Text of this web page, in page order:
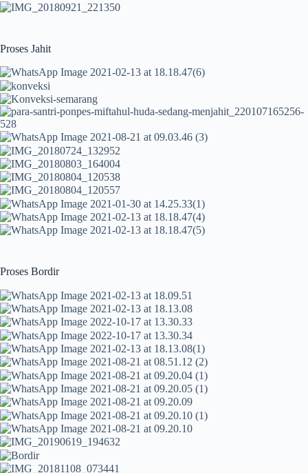
Proses Jahit
Proses Bordir